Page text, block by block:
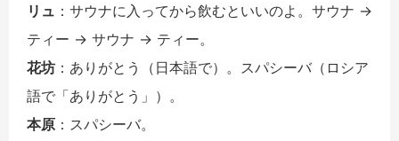
リュ ：サウナに入ってから飲むといいのよ。サウナ →
ティー → サウナ → ティー。
花坊 ：ありがとう（日本語で）。スパシーバ（ロシア
語で「ありがとう」）。
本原 ：スパシーバ。